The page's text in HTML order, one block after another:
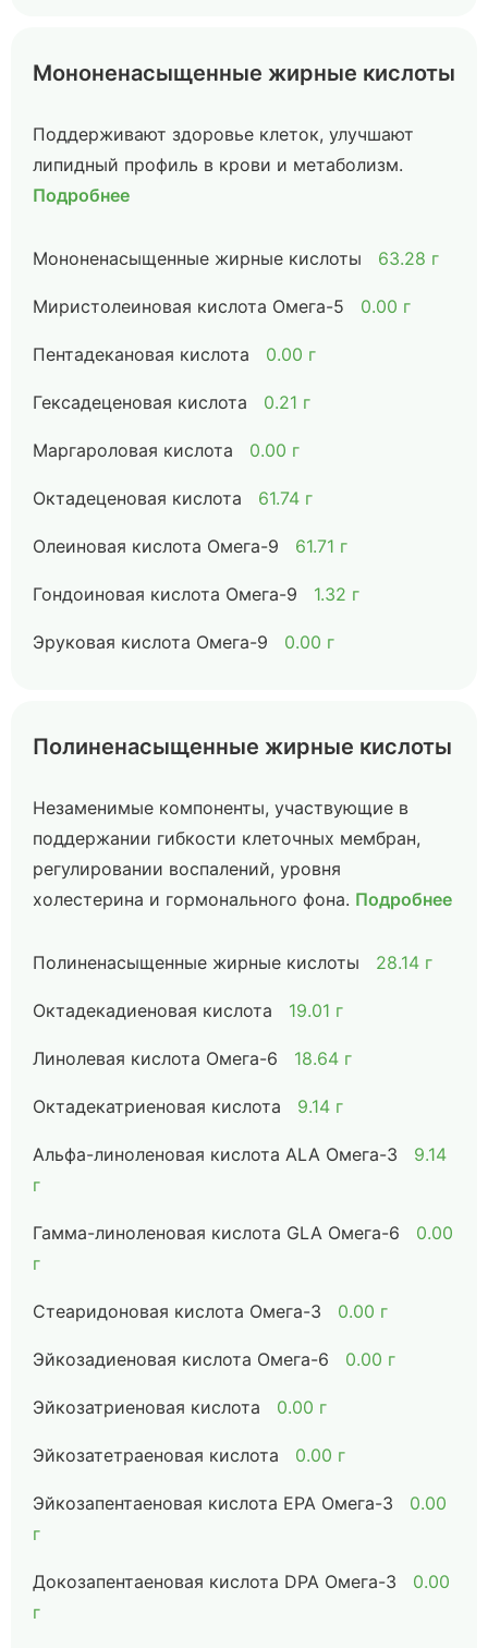
Мононенасыщенные жирные кислоты
Поддерживают здоровье клеток, улучшают
липидный профиль в крови и метаболизм.
Подробнее
Мононенасыщенные жирные кислоты 63.28 г
Миристолеиновая кислота Омега-5 0.00 г
Пентадекановая кислота 0.00 г
Гексадеценовая кислота 0.21 г
Маргароловая кислота 0.00 г
Октадеценовая кислота 61.74 г
Олеиновая кислота Омега-9 61.71 г
Гондоиновая кислота Омега-9 1.32 г
Эруковая кислота Омега-9 0.00 г
Полиненасыщенные жирные кислоты
Незаменимые компоненты, участвующие в
поддержании гибкости клеточных мембран,
регулировании воспалений, уровня
холестерина и гормонального фона. Подробнее
Полиненасыщенные жирные кислоты 28.14 г
Октадекадиеновая кислота 19.01 г
Линолевая кислота Омега-6 18.64 г
Октадекатриеновая кислота 9.14 г
Альфа-линоленовая кислота ALA Омега-3
9.14
г
Гамма-линоленовая кислота GLA Омега-6
0.00
г
Стеаридоновая кислота Омега-3 0.00 г
Эйкозадиеновая кислота Омега-6 0.00 г
Эйкозатриеновая кислота 0.00 г
Эйкозатетраеновая кислота 0.00 г
Эйкозапентаеновая кислота EPA Омега-3
0.00
г
Докозапентаеновая кислота DPA Омега-3
0.00
г